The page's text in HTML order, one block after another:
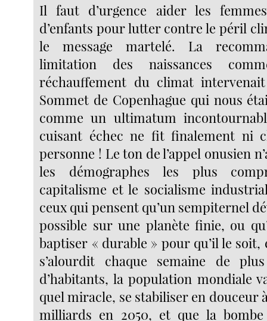
Il faut d’urgence aider les
d’enfants pour lutter contre le péril
le message martelé. La
limitation des naissances
réchauffement du climat
Sommet de Copenhague qui nous
comme un ultimatum
cuisant échec ne fit finalement ni
personne ! Le ton de l’appel onusien
les démographes les plus
capitalisme et le socialisme
ceux qui pensent qu’un sempiternel
possible sur une planète finie, ou
baptiser « durable » pour qu’il le soit,
s’alourdit chaque semaine de
d’habitants, la population mondiale
quel miracle, se stabiliser en douceur
milliards en 2050, et que la bombe